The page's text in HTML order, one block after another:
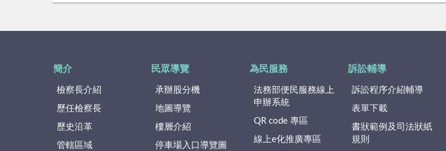
簡介
檢察長介紹
歷任檢察長
歷史沿革
管轄區域
民眾導覽
承辦股分機
地圖導覽
樓層介紹
停車場入口導覽圖
為民服務
法務部便民服務線上
申辦系統
QR code 專區
線上e化推廣專區
訴訟輔導
訴訟程序介紹輔導
表單下載
書狀範例及司法狀紙
規則